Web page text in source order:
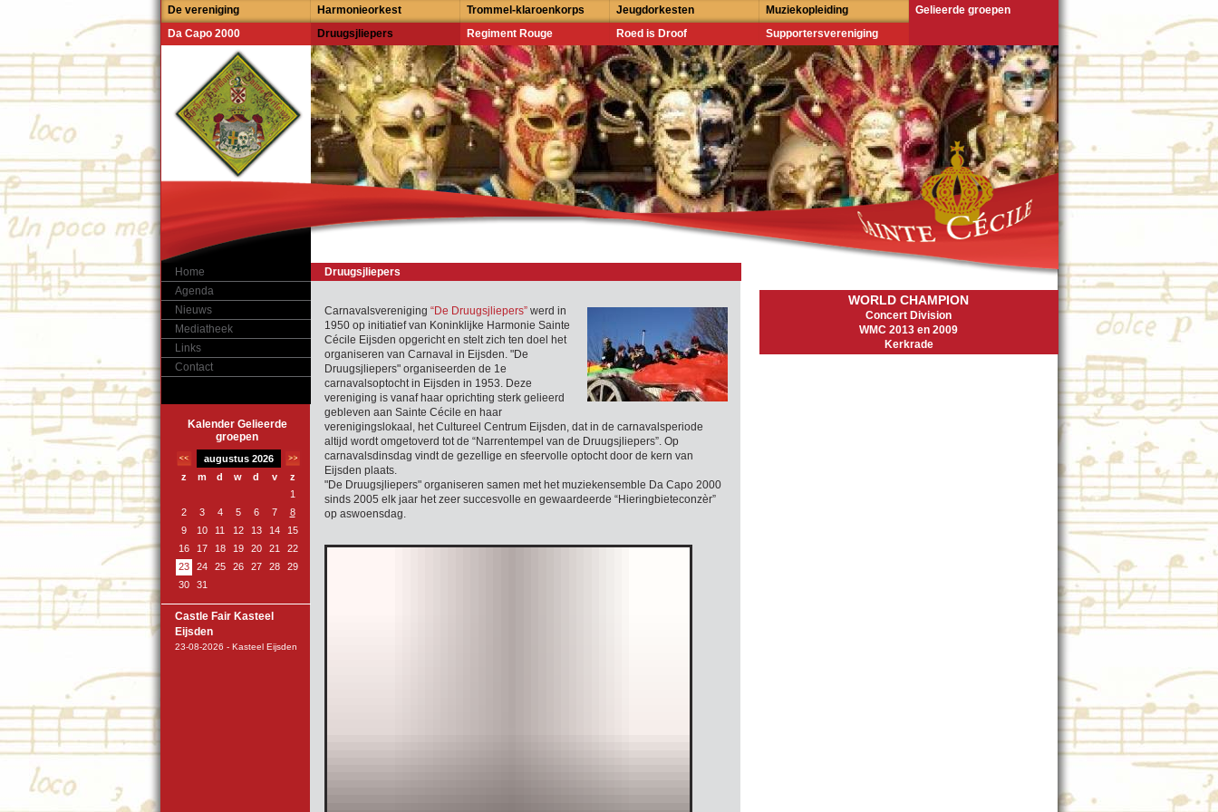
De vereniging Harmonieorkest Trommel-klaroenkorps Jeugdorkesten Muziekopleiding
Gelieerde groepen
Da Capo 2000
Druugsjliepers Regiment Rouge Roed is Droof Supportersvereniging
Home
Agenda
Nieuws
Mediatheek
Links
Contact
Kalender Gelieerde
groepen
augustus 2026
z
m d w d v
z
1
2
3 4 5 6 7
8
9
10 11 12 13 14
15
16
17 18 19 20 21
22
23
24 25 26 27 28
29
30
31
Castle Fair Kasteel
Eijsden
23-08-2026 - Kasteel Eijsden
Druugsjliepers
Carnavalsvereniging “De Druugsjliepers”werd in
1950 op initiatief van Koninklijke Harmonie Sainte
Cécile Eijsden opgericht en stelt zich ten doel het
organiseren van Carnaval in Eijsden. "De
Druugsjliepers" organiseerden de 1e
carnavalsoptocht in Eijsden in 1953. Deze
vereniging is vanaf haar oprichting sterk gelieerd
gebleven aan Sainte Cécile en haar
verenigingslokaal, het Cultureel Centrum Eijsden, dat in de carnavalsperiode
altijd wordt omgetoverd tot de “Narrentempel van de Druugsjliepers”. Op
carnavalsdinsdag vindt de gezellige en sfeervolle optocht door de kern van
Eijsden plaats.
"De Druugsjliepers" organiseren samen met het muziekensemble Da Capo 2000
sinds 2005 elk jaar het zeer succesvolle en gewaardeerde “Hieringbieteconzèr”
op aswoensdag.
WORLD CHAMPION
Concert Division
WMC 2013 en 2009
Kerkrade